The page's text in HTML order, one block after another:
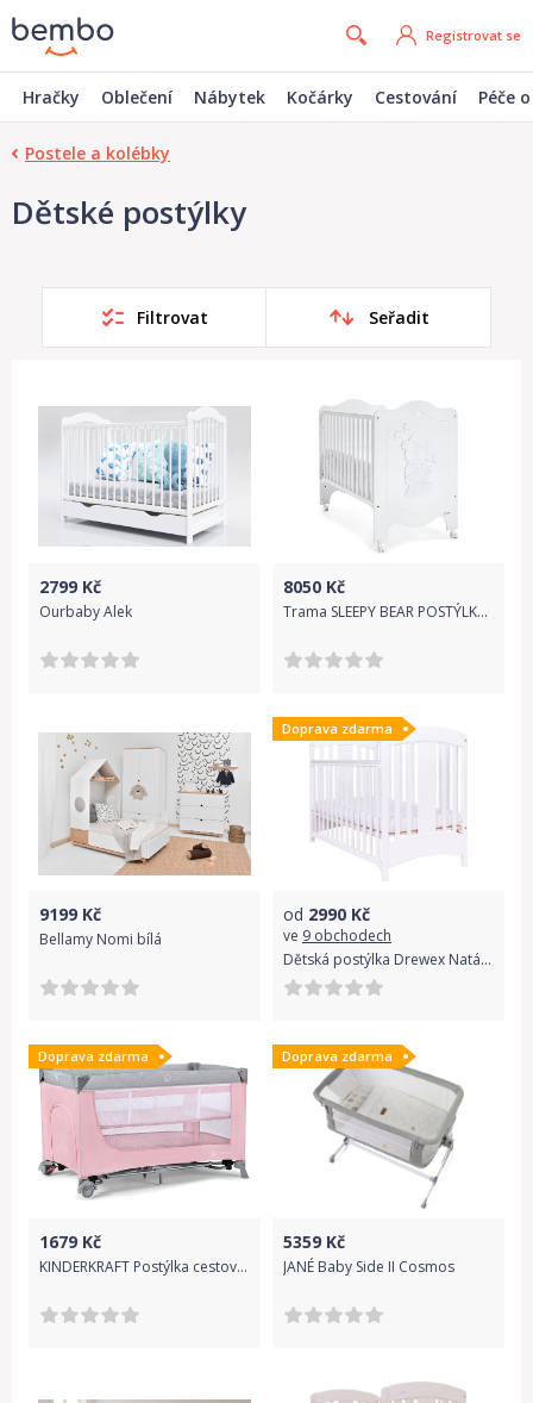
Registrovat se
Hračky Oblečení Nábytek Kočárky Cestování Péče
Postele a kolébky
Dětské postýlky
Filtrovat Seřadit
2799 Kč
Ourbaby Alek
8050 Kč
Trama SLEEPY BEAR POSTÝLKA 120X60, white
9199 Kč
Bellamy Nomi bílá
Doprava zdarma
od 2990 Kč
ve 9 obchodech
Dětská postýlka Drewex Natálka se stahovací bočnicí bílá
Doprava zdarma
1679 Kč
KINDERKRAFT Postýlka cestovní Leody Pink
Doprava zdarma
5359 Kč
JANÉ Baby Side II Cosmos